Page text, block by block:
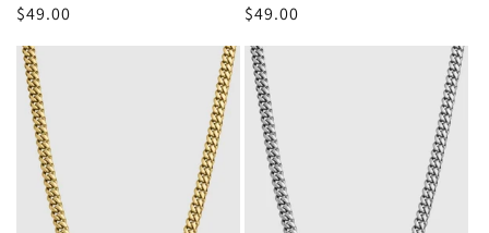
常
价
格
$49.00
常
价
格
$49.00